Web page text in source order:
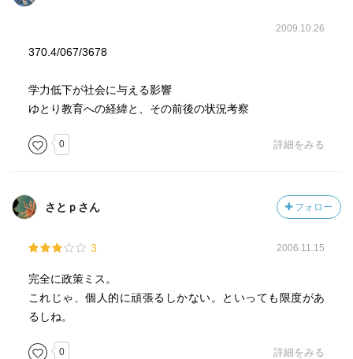
2009.10.26
370.4/067/3678
学力低下が社会に与える影響
ゆとり教育への経緯と、その前後の状況考察
0 詳細をみる
さとｐさん フォロー
3 2006.11.15
完全に政策ミス。
これじゃ、個人的に頑張るしかない。といっても限度があ
るしね。
0 詳細をみる